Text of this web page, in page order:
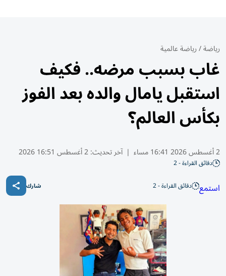
رياضة/رياضة عالمية
غاب بسبب مرضه.. فكيف
استقبل يامال والده بعد الفوز
بكأس العالم؟
2 أغسطس 2026 16:41 مساء | آخر تحديث:2 أغسطس 16:51 2026
دقائق القراءة - 2
استمع دقائق القراءة - 2 شارك